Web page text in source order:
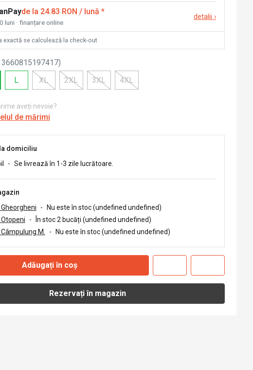
de la 24.83 RON / lună *
luni · finanțare online
detalii ›
exactă se calculează la check-out
3660815197417)
L XL 2XL 3XL 4XL
aveți nevoie?
de mărimi
domiciliu
- Se livrează în 1-3 zile lucrătoare.
-
Nu este în stoc (undefined undefined)
-
În stoc 2 bucăți (undefined undefined)
M.
- Nu este în stoc (undefined undefined)
Adăugați în coș
Rezervați în magazin